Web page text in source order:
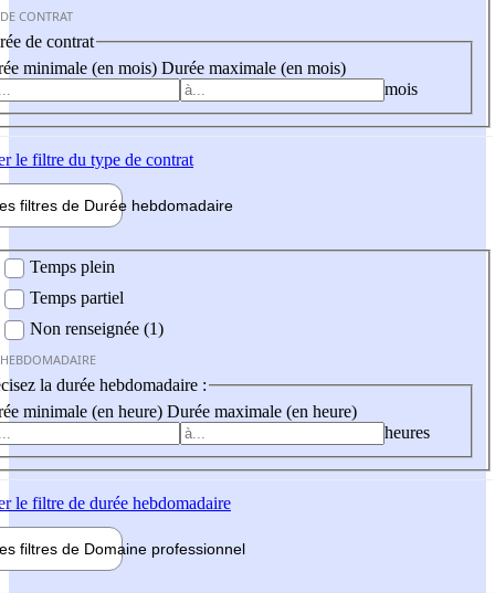
CONTRAT
de contrat
minimale (en mois) Durée maximale (en mois)
mois
le filtre du type de contrat
filtres de Durée hebdomadaire
Temps plein
Temps partiel
Non renseignée (1)
la durée hebdomadaire :
minimale (en heure) Durée maximale (en heure)
heures
le filtre de durée hebdomadaire
filtres de Domaine professionnel